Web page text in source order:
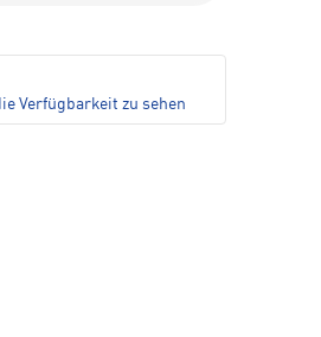
Verfügbarkeit zu sehen